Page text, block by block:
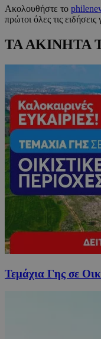
Ακολουθήστε το
πρώτοι όλες τις
ΤΑ ΑΚΙΝΗΤΑ
Τεμάχια Γης σε